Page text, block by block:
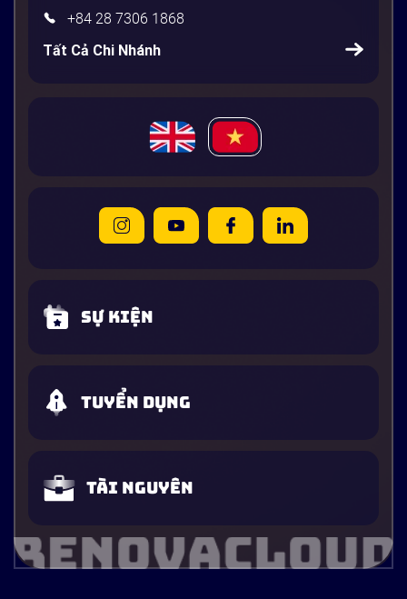
+84 28 7306 1868
Tất Cả Chi Nhánh
Sự kiện
Tuyển dụng
Tài nguyên